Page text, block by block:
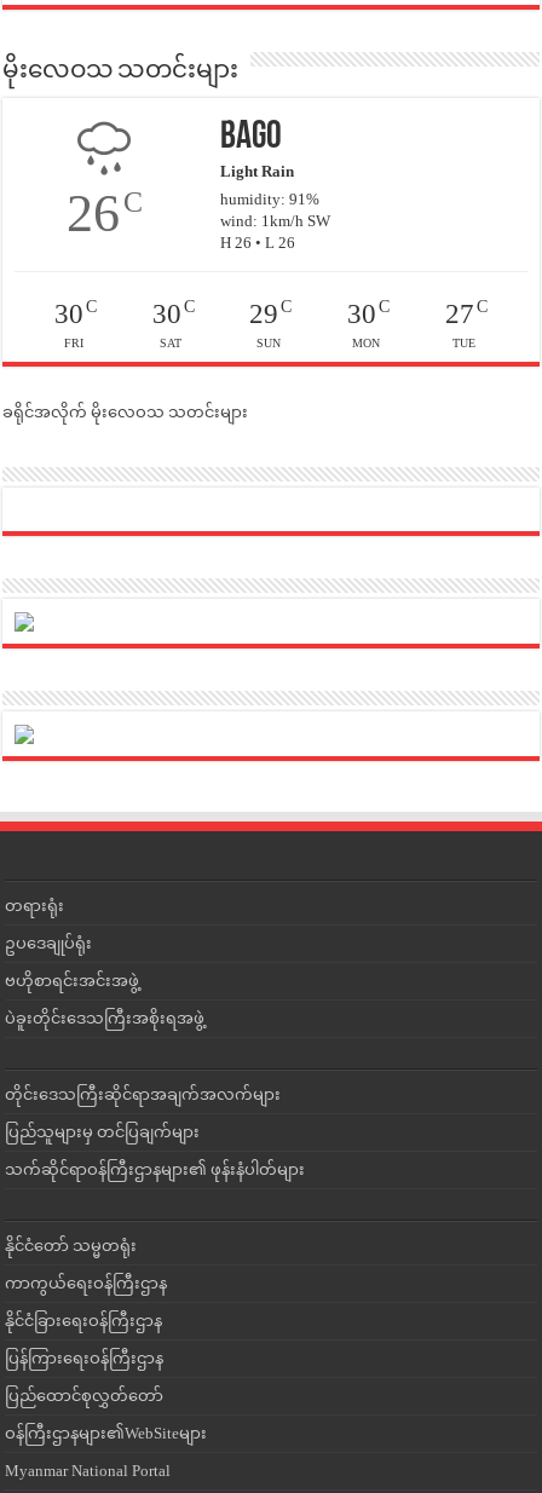
မိုးလေဝသ သတင်းများ
26C
Bago
Light Rain
humidity: 91%
wind: 1km/h SW
H 26 • L 26
30C
FRI
30C
SAT
29 C
SUN
30C
MON
27C
TUE
ခရိုင်အလိုက် မိုးလေဝသ သတင်းများ
တရားရုံး
ဥပဒေချုပ်ရုံး
ဗဟိုစာရင်းအင်းအဖွဲ့
ပဲခူးတိုင်းဒေသကြီးအစိုးရအဖွဲ့
တိုင်းဒေသကြီးဆိုင်ရာအချက်အလက်များ
ပြည်သူများမှ တင်ပြချက်များ
သက်ဆိုင်ရာဝန်ကြီးဌာနများ၏ ဖုန်းနံပါတ်များ
နိုင်ငံတော် သမ္မတရုံး
ကာကွယ်ရေးဝန်ကြီးဌာန
နိုင်ငံခြားရေးဝန်ကြီးဌာန
ပြန်ကြားရေးဝန်ကြီးဌာန
ပြည်ထောင်စုလွှတ်တော်
ဝန်ကြီးဌာနများ၏WebSiteများ
Myanmar National Portal